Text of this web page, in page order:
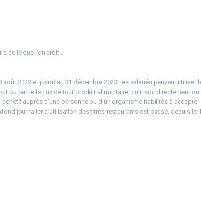
celle que l’on croit…
août 2022 et jusqu’au 31 décembre 2023, les salariés peuvent utiliser
ou partie le prix de tout produit alimentaire, qu’il soit directement ou
auprès d’une personne ou d’un organisme habilités à accepter
journalier d’utilisation des titres-restaurants est passé, depuis le